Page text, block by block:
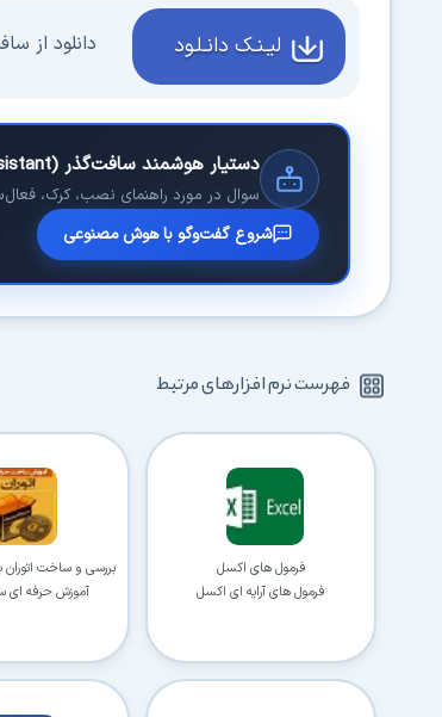
لیـنـک دانـلـود دانلود از
دستیار هوشمند سافت‌گذر (AI Assistant)
سوال در مورد راهنمای نصب، کرک،
شروع گفت‌وگو با هوش مصنوعی
فهرست نرم افزارهای مرتبط
فرمول های اکسل
فرمول های آرایه ای اکسل
بررسی و ساخت
آموزش حرفه ای